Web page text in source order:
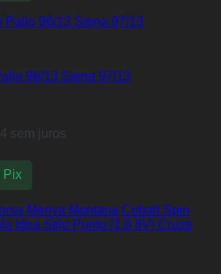
96/13 Siena 97/13
sem juros
Pix